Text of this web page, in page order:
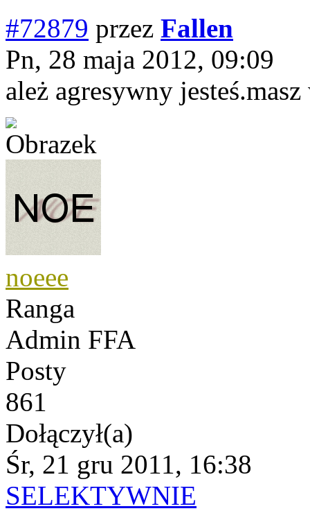
#72879 przez Fallen
Pn, 28 maja 2012, 09:09
ależ agresywny jesteś.masz
noeee
Ranga
Admin FFA
Posty
861
Dołączył(a)
Śr, 21 gru 2011, 16:38
SELEKTYWNIE